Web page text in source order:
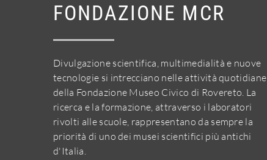
FONDAZIONE MCR
Divulgazione scientifica, multimedialità e nuove
tecnologie si intrecciano nelle attività quotidiane
della Fondazione Museo Civico di Rovereto. La
ricerca e la formazione, attraverso i laboratori
rivolti alle scuole, rappresentano da sempre la
priorità di uno dei musei scientifici più antichi
d'Italia.